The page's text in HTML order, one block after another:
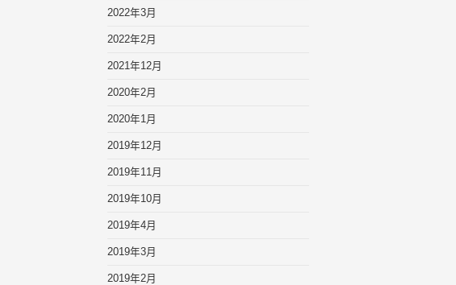
2022年3月
2022年2月
2021年12月
2020年2月
2020年1月
2019年12月
2019年11月
2019年10月
2019年4月
2019年3月
2019年2月